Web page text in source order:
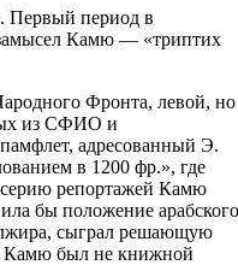
Первый период в
Камю — «триптих
Фронта, левой, но
из СФИО и
адресованный Э.
в 1200 фр.», где
серию репортажей Камю
бы положение арабского
сыграл решающую
Камю был не книжной